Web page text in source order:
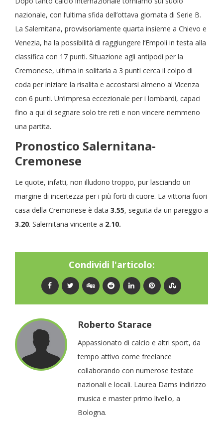
nazionale, con l’ultima sfida dell’ottava giornata di Serie B.
La Salernitana, provvisoriamente quarta insieme a Chievo e
Venezia, ha la possibilità di raggiungere l’Empoli in testa alla
classifica con 17 punti. Situazione agli antipodi per la
Cremonese, ultima in solitaria a 3 punti cerca il colpo di
coda per iniziare la risalita e accostarsi almeno al Vicenza
con 6 punti. Un’impresa eccezionale per i lombardi, capaci
fino a qui di segnare solo tre reti e non vincere nemmeno
una partita.
Pronostico Salernitana-
Cremonese
Le quote, infatti, non illudono troppo, pur lasciando un
margine di incertezza per i più forti di cuore. La vittoria fuori
casa della Cremonese è data 3.55, seguita da un pareggio a
3.20. Salernitana vincente a 2.10.
Condividi l'articolo:
Roberto Starace
Appassionato di calcio e altri sport, da
tempo attivo come freelance
collaborando con numerose testate
nazionali e locali. Laurea Dams indirizzo
musica e master primo livello, a
Bologna.